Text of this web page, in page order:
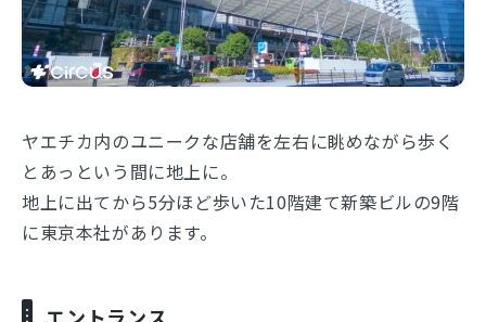
ヤエチカ内のユニークな店舗を左右に眺めながら歩く
とあっという間に地上に。
地上に出てから5分ほど歩いた10階建て新築ビルの9階
に東京本社があります。
エントランス